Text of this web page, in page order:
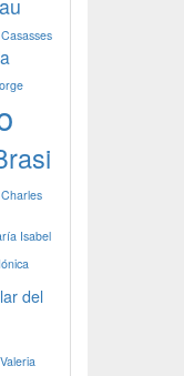
Isabel
del
Valeria